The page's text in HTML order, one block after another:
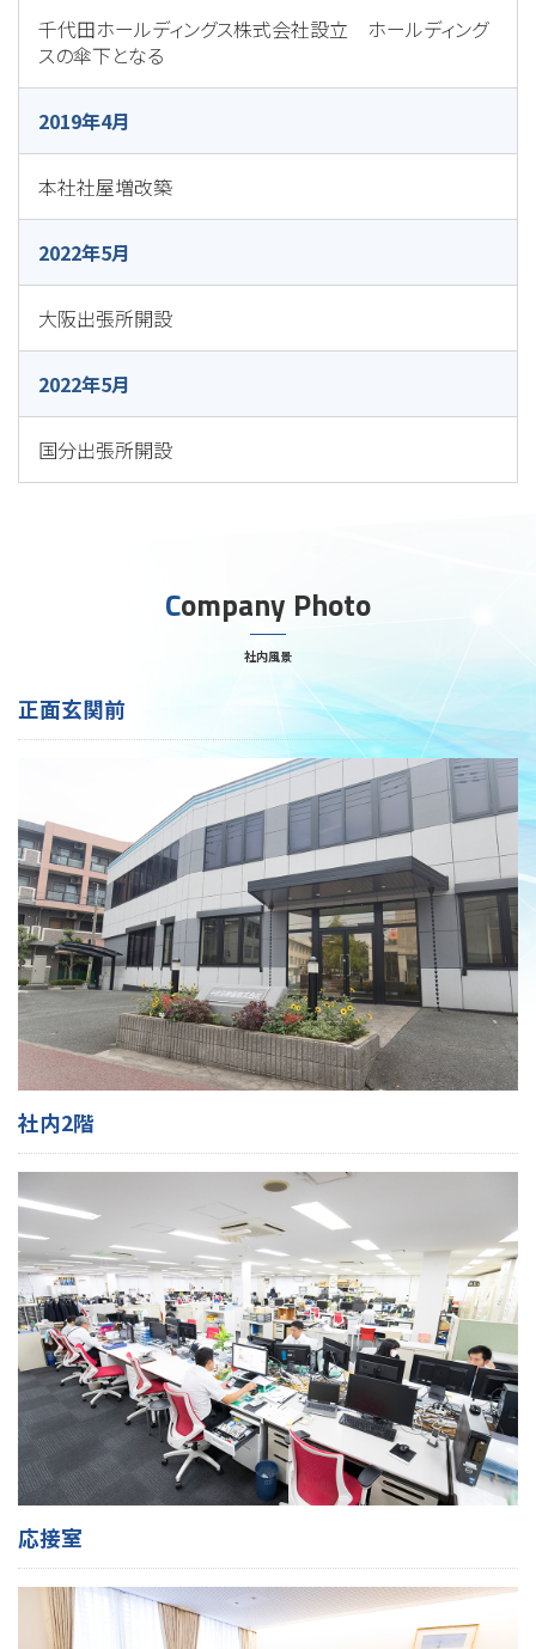
千代田ホールディングス株式会社設立 ホールディング
スの傘下となる
2019年4月
本社社屋増改築
2022年5月
大阪出張所開設
2022年5月
国分出張所開設
Company Photo
社内風景
正面玄関前
社内2階
応接室